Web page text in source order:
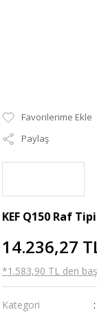
Paylaş
KEF Q150 Raf
14.236,27
*1.583,90 TL den
Kategori